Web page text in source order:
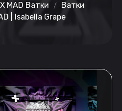
MAD Ватки
Ватки
| Isabella Grape